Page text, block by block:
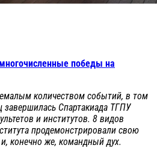
победы на
количеством событий, в том
завершилась Спартакиада ТГПУ
и институтов. 8 видов
продемонстрировали свою
конечно же, командный дух.